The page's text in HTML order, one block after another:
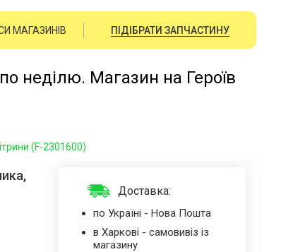
МАГАЗИНІВ ПІДІБРАТИ ЗАПЧАСТИНУ
неділю. Магазин на Героїв
(F-2301600)
Доставка:
по Україні - Нова Пошта
в Харкові - самовивіз із
магазину